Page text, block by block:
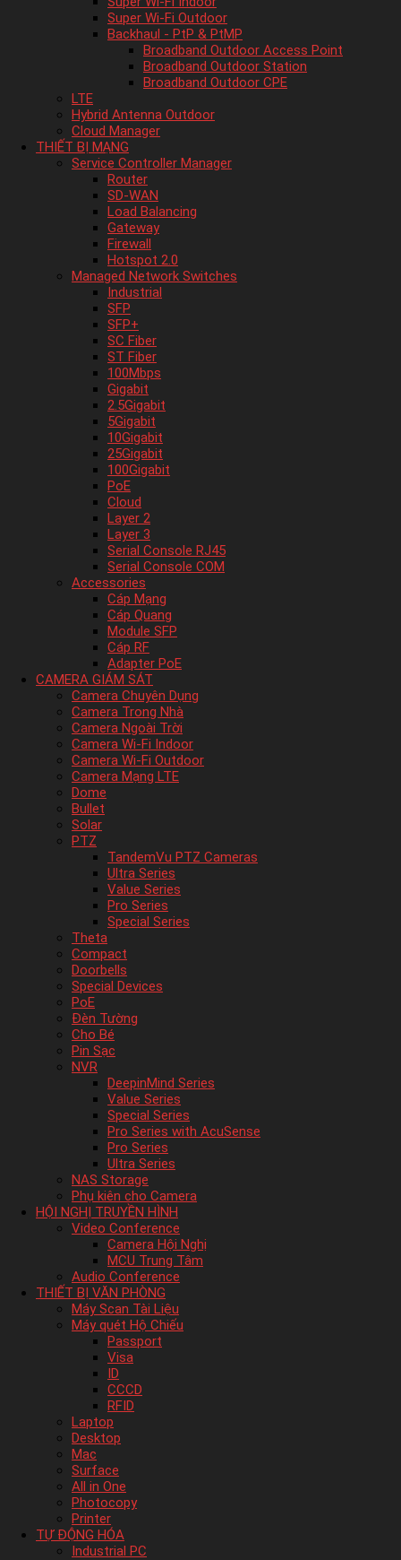
Super Wi-Fi Outdoor
Backhaul - PtP & PtMP
Broadband Outdoor Access Point
Broadband Outdoor Station
Broadband Outdoor CPE
LTE
Hybrid Antenna Outdoor
Cloud Manager
THIẾT BỊ MẠNG
Service Controller Manager
Router
SD-WAN
Load Balancing
Gateway
Firewall
Hotspot 2.0
Managed Network Switches
Industrial
SFP
SFP+
SC Fiber
ST Fiber
100Mbps
Gigabit
2.5Gigabit
5Gigabit
10Gigabit
25Gigabit
100Gigabit
PoE
Cloud
Layer 2
Layer 3
Serial Console RJ45
Serial Console COM
Accessories
Cáp Mạng
Cáp Quang
Module SFP
Cáp RF
Adapter PoE
CAMERA GIÁM SÁT
Camera Chuyên Dụng
Camera Trong Nhà
Camera Ngoài Trời
Camera Wi-Fi Indoor
Camera Wi-Fi Outdoor
Camera Mạng LTE
Dome
Bullet
Solar
PTZ
TandemVu PTZ Cameras
Ultra Series
Value Series
Pro Series
Special Series
Theta
Compact
Doorbells
Special Devices
PoE
Đèn Tường
Cho Bé
Pin Sạc
NVR
DeepinMind Series
Value Series
Special Series
Pro Series with AcuSense
Pro Series
Ultra Series
NAS Storage
Phụ kiên cho Camera
HỘI NGHỊ TRUYỀN HÌNH
Video Conference
Camera Hội Nghị
MCU Trung Tâm
Audio Conference
THIẾT BỊ VĂN PHÒNG
Máy Scan Tài Liệu
Máy quét Hộ Chiếu
Passport
Visa
ID
CCCD
RFID
Laptop
Desktop
Mac
Surface
All in One
Photocopy
Printer
TỰ ĐỘNG HÓA
Industrial PC